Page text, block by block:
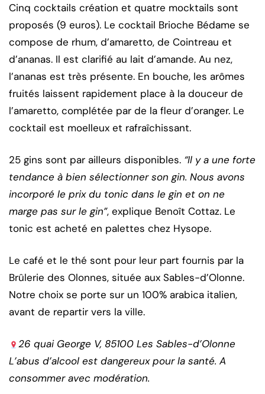
Cinq cocktails création et quatre mocktails sont
proposés (9 euros). Le cocktail Brioche Bédame se
compose de rhum, d’amaretto, de Cointreau et
d’ananas. Il est clarifié au lait d’amande. Au nez,
l’ananas est très présente. En bouche, les arômes
fruités laissent rapidement place à la douceur de
l’amaretto, complétée par de la fleur d’oranger. Le
cocktail est moelleux et rafraîchissant.
25 gins sont par ailleurs disponibles. “Il y a une forte
tendance à bien sélectionner son gin. Nous avons
incorporé le prix du tonic dans le gin et on ne
marge pas sur le gin”, explique Benoît Cottaz. Le
tonic est acheté en palettes chez Hysope.
Le café et le thé sont pour leur part fournis par la
Brûlerie des Olonnes, située aux Sables-d’Olonne.
Notre choix se porte sur un 100% arabica italien,
avant de repartir vers la ville.
26 quai George V, 85100 Les Sables-d’Olonne
L’abus d’alcool est dangereux pour la santé. A
consommer avec modération.